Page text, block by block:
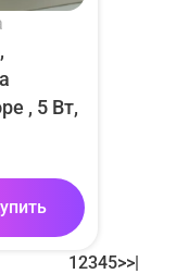
, 5 Вт,
12345>>|